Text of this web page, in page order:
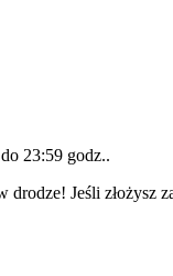
23:59 godz..
Jeśli złożysz